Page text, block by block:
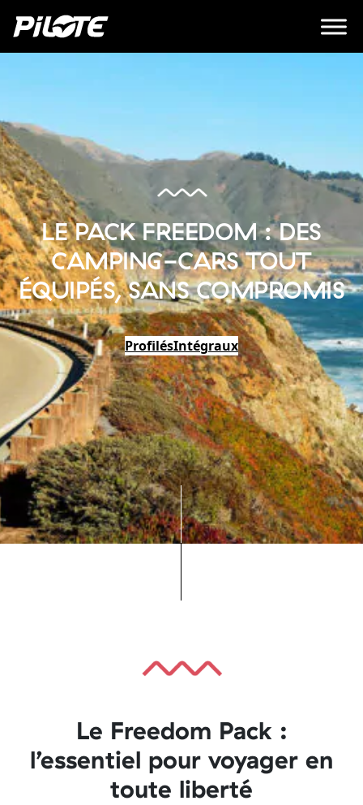
LE PACK FREEDOM : DES
CAMPING-CARS TOUT
ÉQUIPÉS, SANS COMPROMIS
ProfilésIntégraux
Le Freedom Pack :
l’essentiel pour voyager en
toute liberté